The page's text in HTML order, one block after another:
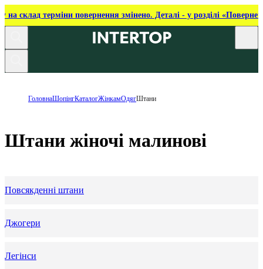
на склад терміни повернення змінено. Деталі - у розділі
ГоловнаШопінгКаталогЖінкамОдягШтани
Штани жіночі малинові
Повсякденні штани
Джогери
Легінси